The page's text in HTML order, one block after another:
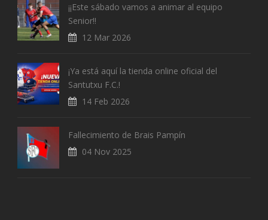
¡¡Este sábado vamos a animar al equipo
Senior!!
12 Mar 2026
¡Ya está aquí la tienda online oficial del
Santutxu F.C.!
14 Feb 2026
Fallecimiento de Brais Pampín
04 Nov 2025